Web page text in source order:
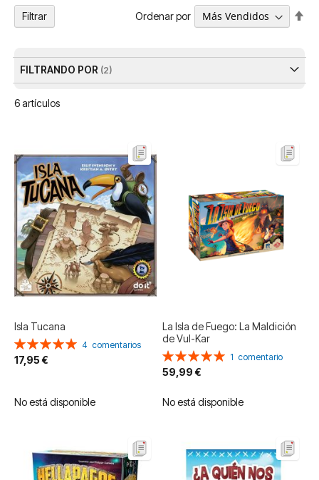
6artículos
Ordenar por
Isla Tucana
Valoración:
100%
4 comentarios
17,95 €
No está disponible
La Isla de Fuego: La Maldición
de Vul-Kar
Valoración:
100%
1 comentario
59,99 €
No está disponible
Filtrar
FILTRANDO POR